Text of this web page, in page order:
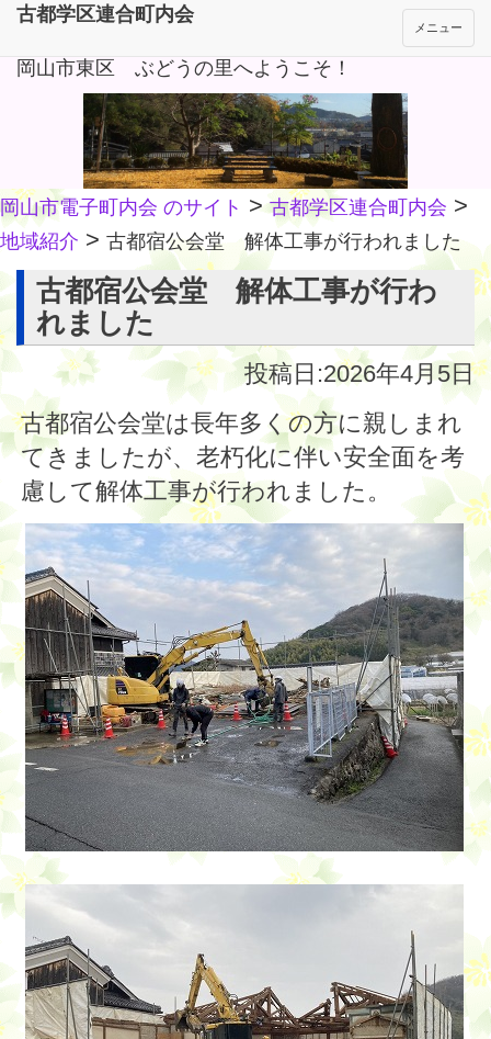
岡山市東区 ぶどうの里へようこそ！
メニュー
古都学区連合町内会
岡山市電子町内会 のサイト >古都学区連合町内会 >
地域紹介 > 古都宿公会堂 解体工事が行われました
古都宿公会堂 解体工事が行わ
れました
投稿日:2026年4月5日
古都宿公会堂は長年多くの方に親しまれ
てきましたが、老朽化に伴い安全面を考
慮して解体工事が行われました。